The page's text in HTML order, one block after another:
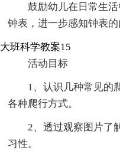
鼓励幼儿在日常生
钟表，进一步感知钟表的
大班科学教案15
活动目标
1、认识几种常见的
各种爬行方式。
2、透过观察图片了
习性。